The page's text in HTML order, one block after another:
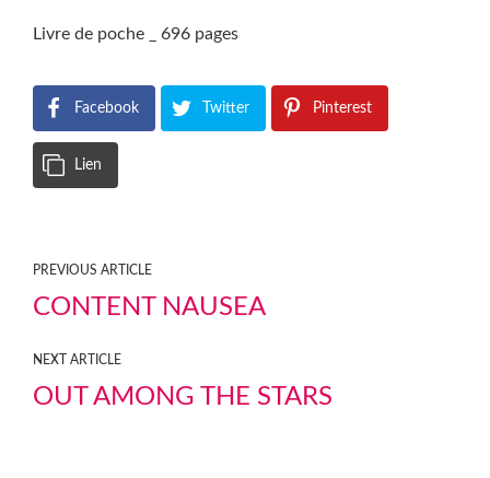
Livre de poche _ 696 pages
Facebook Twitter Pinterest
Lien
PREVIOUS ARTICLE
CONTENT NAUSEA
NEXT ARTICLE
OUT AMONG THE STARS